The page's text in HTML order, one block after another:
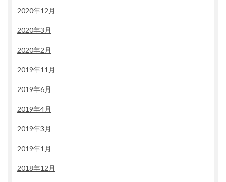
2020年12月
2020年3月
2020年2月
2019年11月
2019年6月
2019年4月
2019年3月
2019年1月
2018年12月